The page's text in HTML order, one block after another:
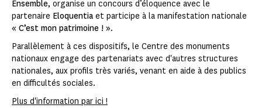
Ensemble, organise un concours d’éloquence avec le
partenaire Eloquentia et participe à la manifestation nationale
« C’est mon patrimoine ! ».
Parallèlement à ces dispositifs, le Centre des monuments
nationaux engage des partenariats avec d'autres structures
nationales, aux profils très variés, venant en aide à des publics
en difficultés sociales.
Plus d'information par ici !